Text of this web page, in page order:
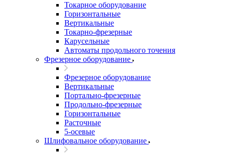
Токарное оборудование
Горизонтальные
Вертикальные
Токарно-фрезерные
Карусельные
Автоматы продольного точения
Фрезерное оборудование
Фрезерное оборудование
Вертикальные
Портально-фрезерные
Продольно-фрезерные
Горизонтальные
Расточные
5-осевые
Шлифовальное оборудование